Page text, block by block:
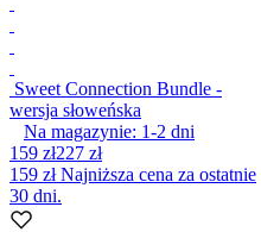
Sweet Connection Bundle -
wersja słoweńska
Na magazynie: 1-2 dni
159 zł227 zł
159 złNajniższa cena za ostatnie
30 dni.